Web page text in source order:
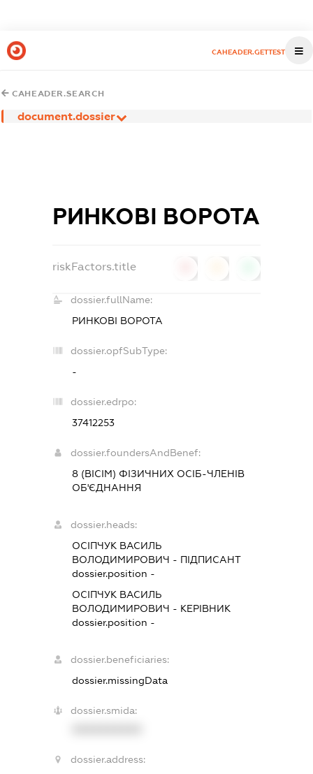
CAHEADER.GETTEST
CAHEADER.SEARCH
document.dossier
РИНКОВІ ВОРОТА
riskFactors.title
dossier.fullName:
РИНКОВІ ВОРОТА
dossier.opfSubType:
-
dossier.edrpo:
37412253
dossier.foundersAndBenef:
8 (ВІСІМ) ФІЗИЧНИХ ОСІБ-ЧЛЕНІВ
ОБ'ЄДНАННЯ
dossier.heads:
ОСІПЧУК ВАСИЛЬ
ВОЛОДИМИРОВИЧ - ПІДПИСАНТ
dossier.position -
ОСІПЧУК ВАСИЛЬ
ВОЛОДИМИРОВИЧ - КЕРІВНИК
dossier.position -
dossier.beneficiaries:
dossier.missingData
dossier.smida:
dossier.address: